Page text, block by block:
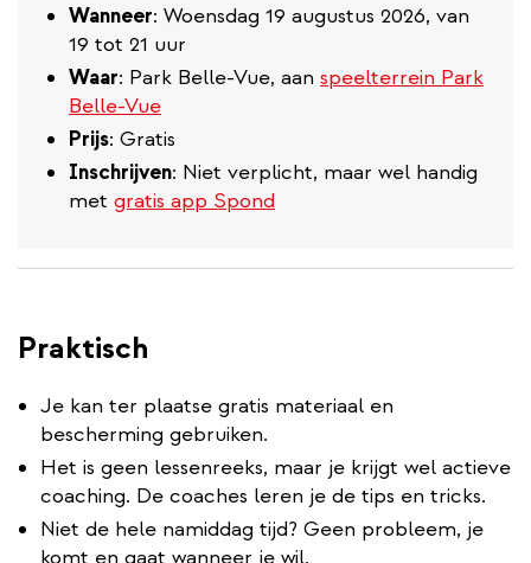
Wanneer: Woensdag 19 augustus 2026, van
19 tot 21 uur
Waar: Park Belle-Vue, aan speelterrein Park
Belle-Vue
Prijs: Gratis
Inschrijven: Niet verplicht, maar wel handig
met gratis app Spond
Praktisch
Je kan ter plaatse gratis materiaal en
bescherming gebruiken.
Het is geen lessenreeks, maar je krijgt wel actieve
coaching. De coaches leren je de tips en tricks.
Niet de hele namiddag tijd? Geen probleem, je